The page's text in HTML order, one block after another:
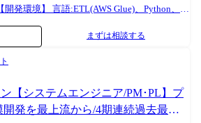
ータベース:SQL Server
まずは相談する
【システムエンジニア/PM･PL】プ
発を最上流から/4期連続過去最高